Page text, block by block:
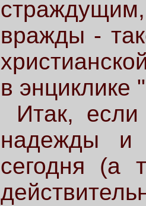
вражды -
в энциклике "
Итак,
надежды и
сегодня (а